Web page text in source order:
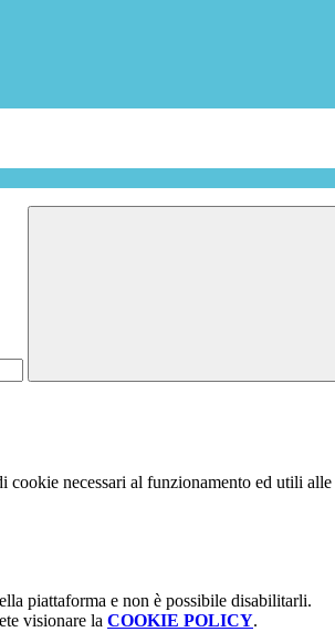
necessari al funzionamento ed utili
piattaforma e non è possibile disabilitarli.
visionare la COOKIE POLICY.